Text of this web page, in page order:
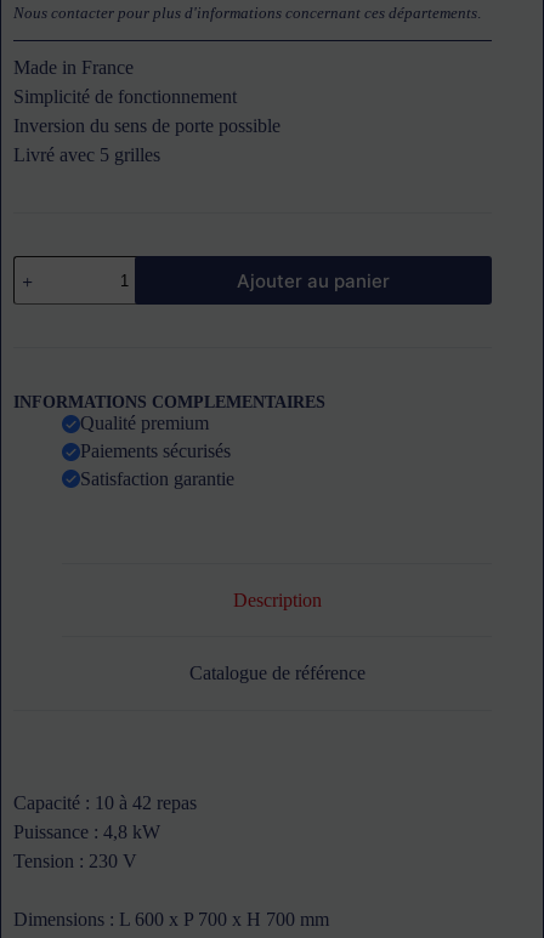
Nous contacter pour plus d'informations concernant ces départements.
Made in France
Simplicité de fonctionnement
Inversion du sens de porte possible
Livré avec 5 grilles
quantité
de
Four
AIR'T
niveaux
Ajouter au panier
INFORMATIONS COMPLEMENTAIRES
Qualité premium
Paiements sécurisés
Satisfaction garantie
Description
Catalogue de référence
Capacité : 10 à 42 repas
Puissance : 4,8 kW
Tension : 230 V
Dimensions : L 600 x P 700 x H 700 mm